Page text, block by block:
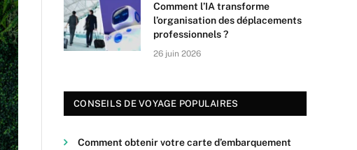
Comment l’IA transforme
l’organisation des déplacements
professionnels ?
26 juin 2026
CONSEILS DE VOYAGE POPULAIRES
Comment obtenir votre carte d’embarquement